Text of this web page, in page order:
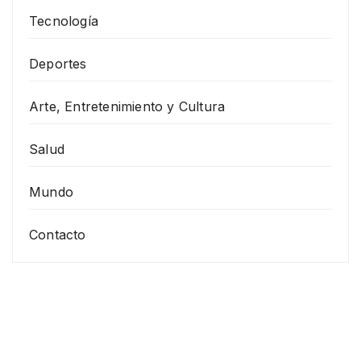
Tecnología
Deportes
Arte, Entretenimiento y Cultura
Salud
Mundo
Contacto